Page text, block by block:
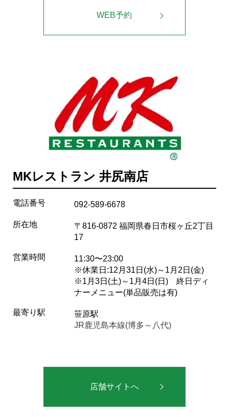
WEB予約
MKレストラン 井尻南店
電話番号 092-589-6678
所在地
〒816-0872 福岡県春日市桜ヶ丘2丁目
17
営業時間
11:30〜23:00
※休業日:12月31日(水)～1月2日(金)
※1月3日(土)～1月4日(日) 終日ディ
ナーメニュー(単品販売は有)
最寄り駅
笹原駅
JR鹿児島本線(博多～八代)
店舗サイトへ